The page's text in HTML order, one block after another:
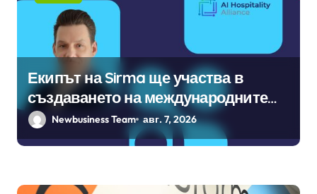
Екипът на Sirma ще участва в
създаването на международните
стандарти за навлизане на
изкуствен интелект в
Newbusiness Team авг. 7, 2026